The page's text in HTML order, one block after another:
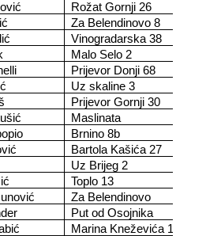
Rožat Gornji 26
Za Belendinovo 8
Vinogradarska 38
Malo Selo 2
Prijevor Donji 68
Uz skaline 3
Prijevor Gornji 30
Maslinata
Brnino 8b
Bartola Kašića 27
Uz Brijeg 2
Toplo 13
Za Belendinovo
Put od Osojnika
Marina Kneževića 10